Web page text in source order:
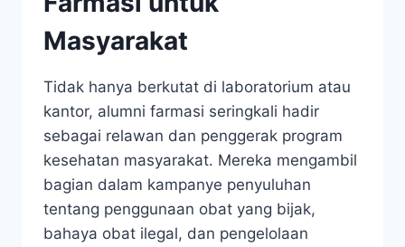
Masyarakat
Tidak hanya berkutat di laboratorium atau
kantor, alumni farmasi seringkali hadir
sebagai relawan dan penggerak program
kesehatan masyarakat. Mereka mengambil
bagian dalam kampanye penyuluhan
tentang penggunaan obat yang bijak,
bahaya obat ilegal, dan pengelolaan